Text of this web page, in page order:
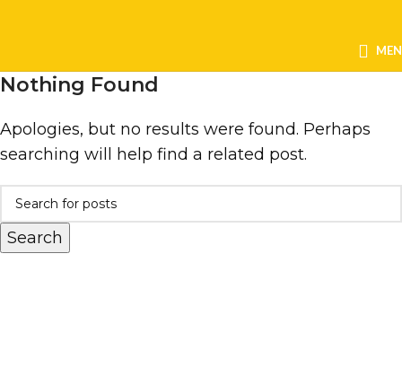
Nothing Found
Apologies, but no results were found. Perhaps
searching will help find a related post.
Search